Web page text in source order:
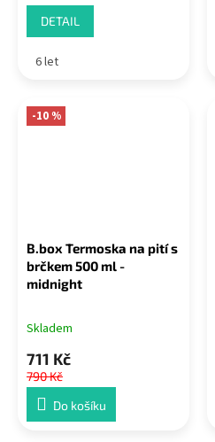
DETAIL
6 let
-10 %
B.box Termoska na pití s
brčkem 500 ml -
midnight
Skladem
711 Kč
790 Kč
Do košíku